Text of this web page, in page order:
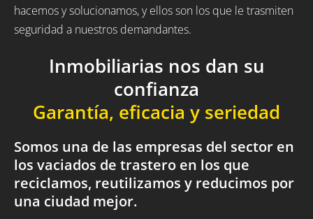
hacemos y solucionamos, y ellos son los que le trasmiten
seguridad a nuestros demandantes.
Inmobiliarias nos dan su
confianza
Garantía, eficacia y seriedad
Somos una de las empresas del sector en
los vaciados de trastero en los que
reciclamos, reutilizamos y reducimos por
una ciudad mejor.